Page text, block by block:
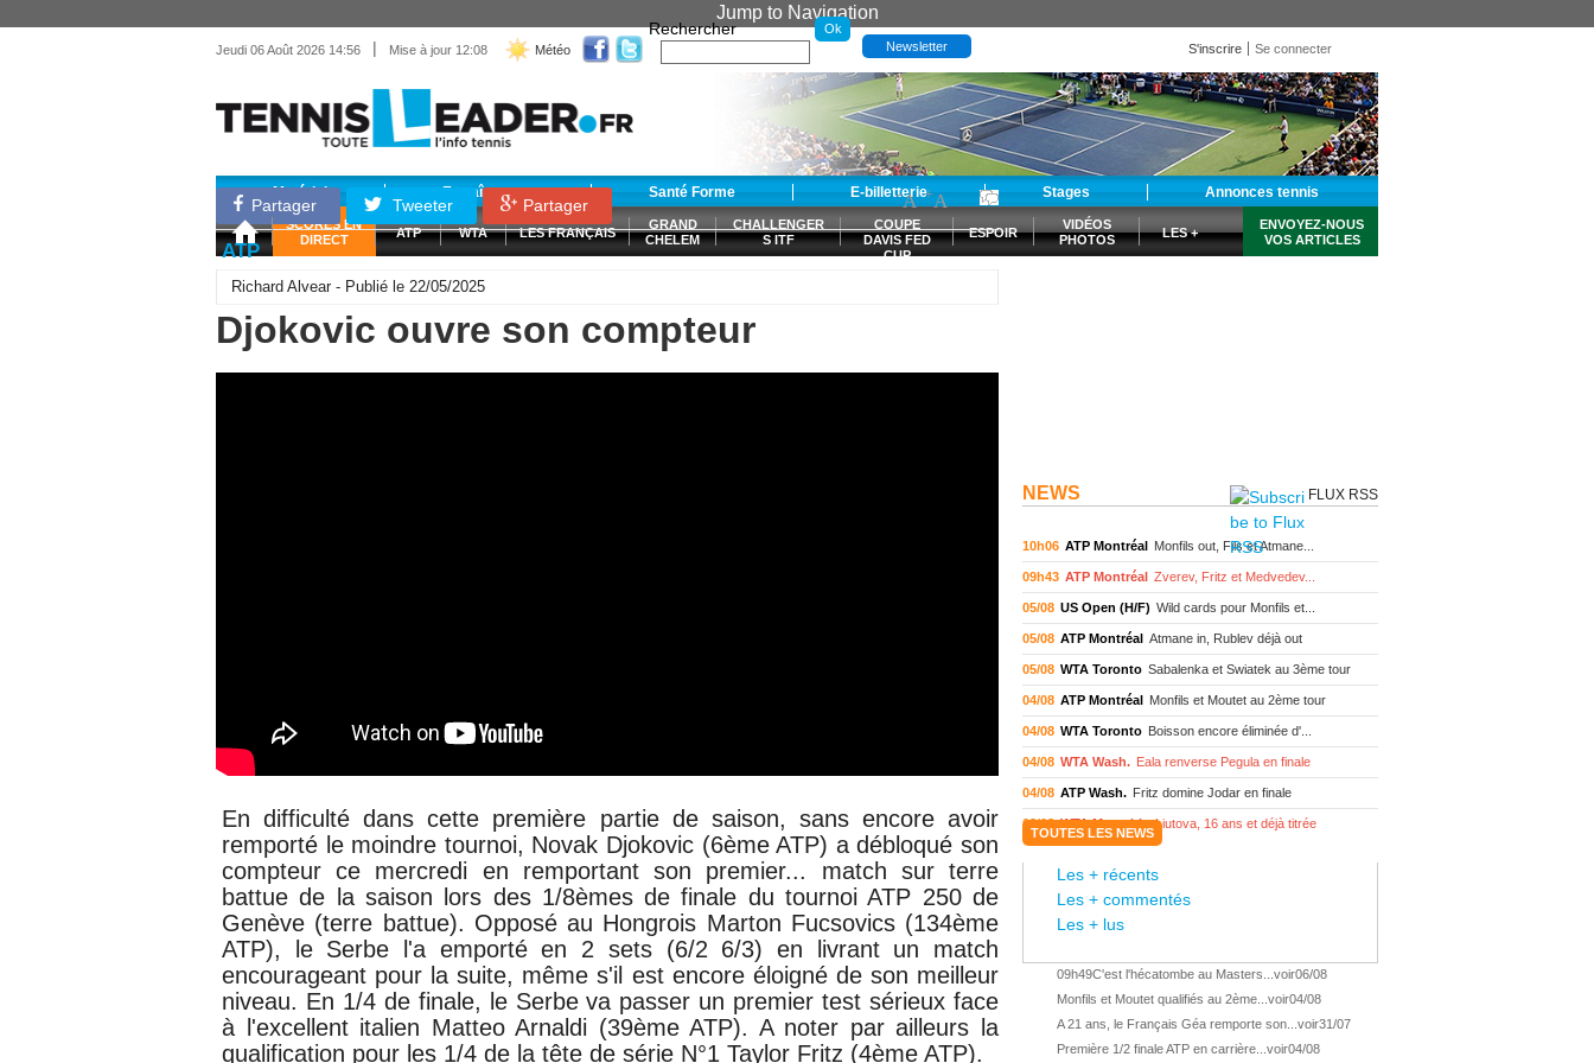
Jump to Navigation
Jeudi 06 Août 2026 14:56 | Mise à jour 12:08 Météo
Rechercher
Newsletter S'inscrire Se connecter
Matériel Entraînement Santé Forme E-billetterie Stages Annonces tennis
SCORES EN
DIRECT
ATP WTA LES FRANÇAIS
GRAND
CHELEM
CHALLENGER
S ITF
COUPE
DAVIS FED
CUP
ESPOIR
VIDÉOS
PHOTOS
LES +
ENVOYEZ-NOUS
VOS ARTICLES
Partager Tweeter Partager
-A +A
ATP
Richard Alvear - Publié le 22/05/2025
Djokovic ouvre son compteur
En difficulté dans cette première partie de saison, sans encore avoir
remporté le moindre tournoi, Novak Djokovic (6ème ATP) a débloqué son
compteur ce mercredi en remportant son premier... match sur terre
battue de la saison lors des 1/8èmes de finale du tournoi ATP 250 de
Genève (terre battue). Opposé au Hongrois Marton Fucsovics (134ème
ATP), le Serbe l'a emporté en 2 sets (6/2 6/3) en livrant un match
encourageant pour la suite, même s'il est encore éloigné de son meilleur
niveau. En 1/4 de finale, le Serbe va passer un premier test sérieux face
à l'excellent italien Matteo Arnaldi (39ème ATP). A noter par ailleurs la
qualification pour les 1/4 de la tête de série N°1 Taylor Fritz (4ème ATP).
NEWS FLUX RSS
10h06 ATP Montréal Monfils out, Fils et Atmane...
09h43 ATP Montréal Zverev, Fritz et Medvedev...
05/08 US Open (H/F) Wild cards pour Monfils et...
05/08 ATP Montréal Atmane in, Rublev déjà out
05/08 WTA Toronto Sabalenka et Swiatek au 3ème tour
04/08 ATP Montréal Monfils et Moutet au 2ème tour
04/08 WTA Toronto Boisson encore éliminée d'...
04/08 WTA Wash. Eala renverse Pegula en finale
04/08 ATP Wash. Fritz domine Jodar en finale
03/08 WTA Memphis Liutova, 16 ans et déjà titrée
ATP Los Cabos
WTA Wash.
ATP Los Cabos Géa en finale !
ATP Los Cabos 1ère 1/2 finale pour Géa
TOUTES LES NEWS
Les + récents
Les + commentés
Les + lus
09h49C'est l'hécatombe au Masters... voir06/08
Monfils et Moutet qualifiés au 2ème... voir04/08
A 21 ans, le Français Géa remporte son... voir31/07
Première 1/2 finale ATP en carrière... voir04/08